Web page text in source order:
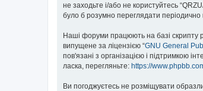
не заходьте і/або не користуйтесь
було б розумно переглядати періодично
Наші форуми працюють на базі скрипту
випущене за ліцензією “GNU General
пов'язані з організацією і підтримкою
ласка, перегляньте: https://
Ви погоджуєтесь не розміщувати